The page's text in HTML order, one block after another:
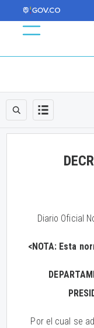
Diario Oficial
<NOTA: Esta
Por el cual se